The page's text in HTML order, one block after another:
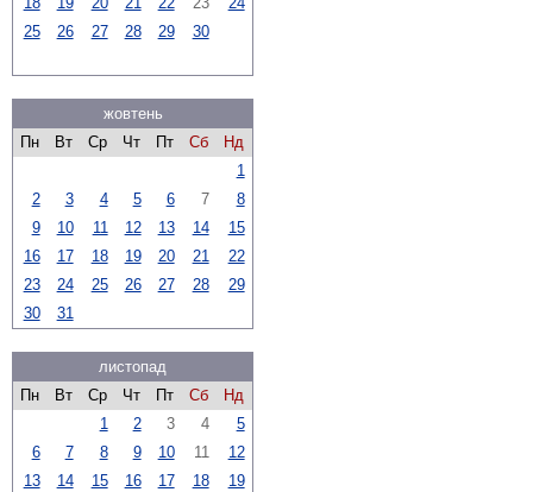
25
26 27 28 29 30
жовтень
Пн
Вт Ср Чт Пт Сб
Нд
1
2
3 4 5 6 7
8
9
10 11 12 13 14
15
16
17 18 19 20 21
22
23
24 25 26 27 28
29
30
31
листопад
Пн
Вт Ср Чт Пт Сб
Нд
1
2 3 4
5
6
7 8 9 10 11
12
13
14 15 16 17 18
19